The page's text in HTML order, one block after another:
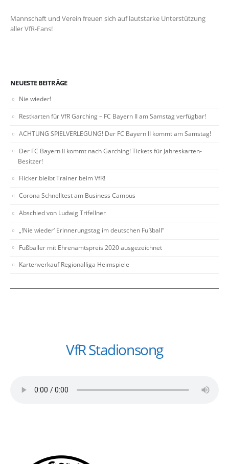
Mannschaft und Verein freuen sich auf lautstarke Unterstützung
aller VfR-Fans!
NEUESTE BEITRÄGE
Nie wieder!
Restkarten für VfR Garching – FC Bayern II am Samstag verfügbar!
ACHTUNG SPIELVERLEGUNG! Der FC Bayern II kommt am Samstag!
Der FC Bayern II kommt nach Garching! Tickets für Jahreskarten-
Besitzer!
Flicker bleibt Trainer beim VfR!
Corona Schnelltest am Business Campus
Abschied von Ludwig Trifellner
„!Nie wieder‘ Erinnerungstag im deutschen Fußball“
Fußballer mit Ehrenamtspreis 2020 ausgezeichnet
Kartenverkauf Regionalliga Heimspiele
VfR Stadionsong